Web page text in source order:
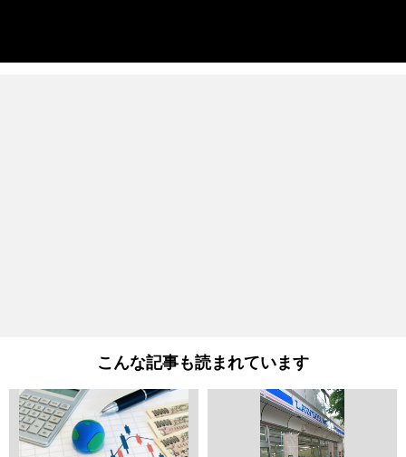
こんな記事も読まれています